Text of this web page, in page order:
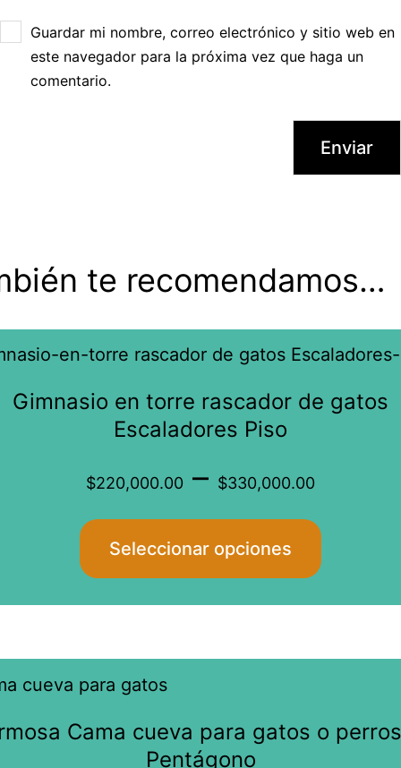
Guardar mi nombre, correo electrónico y sitio web en
este navegador para la próxima vez que haga un
comentario.
te recomendamos…
Gimnasio en torre rascador de gatos
Escaladores Piso
$220,000.00 – $330,000.00Price
Seleccionar opciones
Este
tiene
múltiples
variantes.
en
de
Cama cueva para gatos o
Pentágono